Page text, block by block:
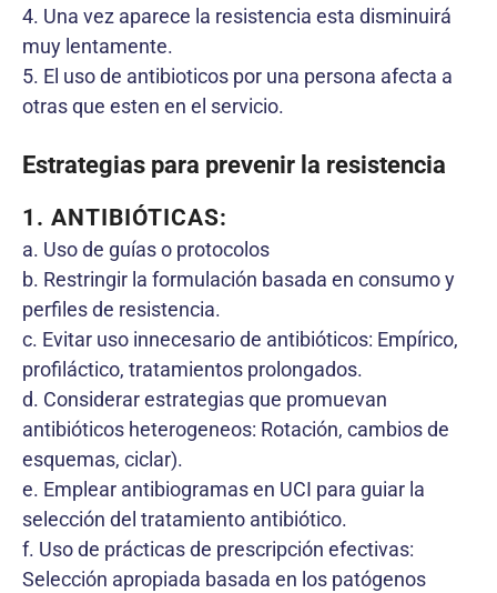
4. Una vez aparece la resistencia esta disminuirá
muy lentamente.
5. El uso de antibioticos por una persona afecta a
otras que esten en el servicio.
Estrategias para prevenir la resistencia
1. ANTIBIÓTICAS:
a. Uso de guías o protocolos
b. Restringir la formulación basada en consumo y
perfiles de resistencia.
c. Evitar uso innecesario de antibióticos: Empírico,
profiláctico, tratamientos prolongados.
d. Considerar estrategias que promuevan
antibióticos heterogeneos: Rotación, cambios de
esquemas, ciclar).
e. Emplear antibiogramas en UCI para guiar la
selección del tratamiento antibiótico.
f. Uso de prácticas de prescripción efectivas:
Selección apropiada basada en los patógenos